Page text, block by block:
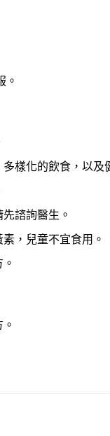
。
樣化的飲食，以及
諮詢醫生。
，兒童不宜食用。